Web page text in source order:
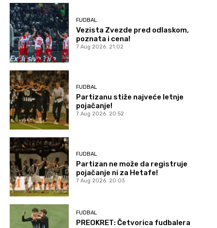
FUDBAL
Vezista Zvezde pred odlaskom,
poznata i cena!
7 Aug 2026. 21:02
FUDBAL
Partizanu stiže najveće letnje
pojačanje!
7 Aug 2026. 20:52
FUDBAL
Partizan ne može da registruje
pojačanje ni za Hetafe!
7 Aug 2026. 20:03
FUDBAL
PREOKRET: Četvorica fudbalera